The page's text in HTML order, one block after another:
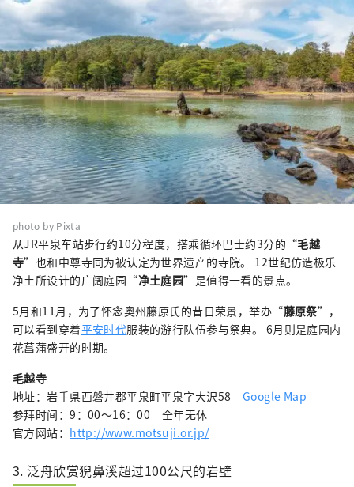
photo by Pixta
从JR平泉车站步行约10分程度，搭乘循环巴士约3分的“毛越
寺”也和中尊寺同为被认定为世界遗产的寺院。 12世纪仿造极乐
净土所设计的广阔庭园“净土庭园”是值得一看的景点。
5月和11月，为了怀念奥州藤原氏的昔日荣景，举办“藤原祭”，
可以看到穿着平安时代服装的游行队伍参与祭典。 6月则是庭园内
花菖蒲盛开的时期。
毛越寺
地址：岩手県西磐井郡平泉町平泉字大沢58 Google Map
参拜时间：9：00～16：00 全年无休
官方网站： http://www.motsuji.or.jp/
3. 泛舟欣赏猊鼻溪超过100公尺的岩壁